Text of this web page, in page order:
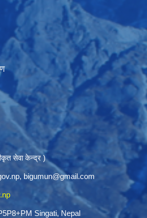
सेवा केन्द्र )
, bigumun@gmail.com
Singati, Nepal